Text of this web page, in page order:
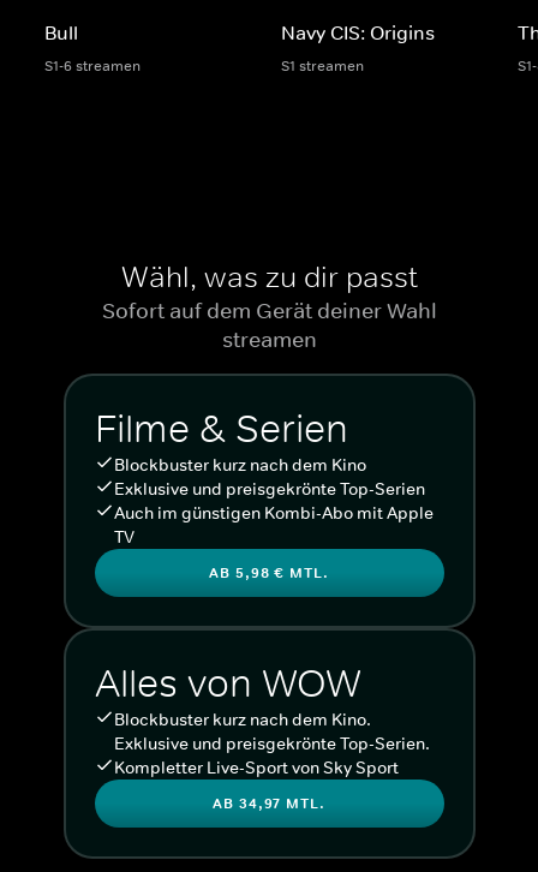
Bull
S1-6 streamen
Navy CIS: Origins
S1 streamen
Wähl, was zu dir passt
Sofort auf dem Gerät deiner Wahl
streamen
Filme & Serien
Blockbuster kurz nach dem Kino
Exklusive und preisgekrönte Top-Serien
Auch im günstigen Kombi-Abo mit Apple
TV
AB 5,98 € MTL.
Alles von WOW
Blockbuster kurz nach dem Kino.
Exklusive und preisgekrönte Top-Serien.
Kompletter Live-Sport von Sky Sport
AB 34,97 MTL.